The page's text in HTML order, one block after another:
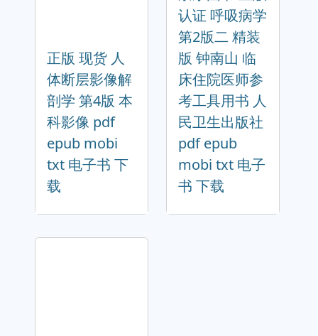
正版 现货 人
体断层影像解
剖学 第4版 本
科影像 pdf
epub mobi
txt 电子书 下
载
认证 呼吸病学
第2版二 精装
版 钟南山 临
床住院医师参
考工具用书 人
民卫生出版社
pdf epub
mobi txt 电子
书 下载